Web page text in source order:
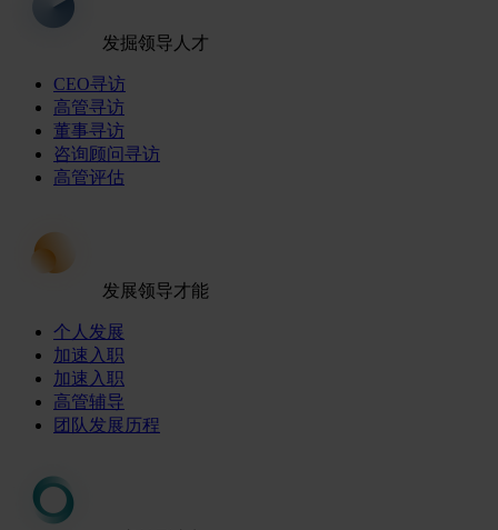
发掘领导人才
CEO寻访
高管寻访
董事寻访
咨询顾问寻访
高管评估
发展领导才能
个人发展
加速入职
加速入职
高管辅导
团队发展历程